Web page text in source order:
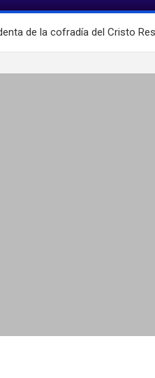
de la cofradía del Cristo